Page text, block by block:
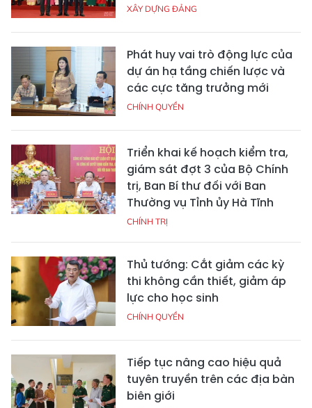
XÂY DỰNG ĐẢNG
Phát huy vai trò động lực của
dự án hạ tầng chiến lược và
các cực tăng trưởng mới
CHÍNH QUYỀN
Triển khai kế hoạch kiểm tra,
giám sát đợt 3 của Bộ Chính
trị, Ban Bí thư đối với Ban
Thường vụ Tỉnh ủy Hà Tĩnh
CHÍNH TRỊ
Thủ tướng: Cắt giảm các kỳ
thi không cần thiết, giảm áp
lực cho học sinh
CHÍNH QUYỀN
Tiếp tục nâng cao hiệu quả
tuyên truyền trên các địa bàn
biên giới